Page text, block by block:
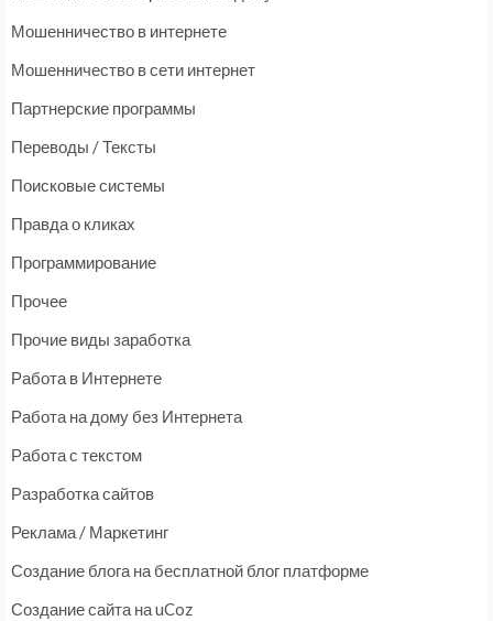
Мошенничество в интернете
Мошенничество в сети интернет
Партнерские программы
Переводы / Тексты
Поисковые системы
Правда о кликах
Программирование
Прочее
Прочие виды заработка
Работа в Интернете
Работа на дому без Интернета
Работа с текстом
Разработка сайтов
Реклама / Маркетинг
Создание блога на бесплатной блог платформе
Создание сайта на uCoz